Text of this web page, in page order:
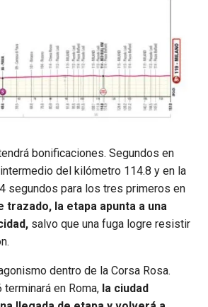
bonificaciones. Segundos en
del kilómetro 114.8 y en la
4 segundos para los tres primeros en
trazado, la etapa apunta a una
salvo que una fuga logre resistir
dentro de la Corsa Rosa.
en Roma, la ciudad